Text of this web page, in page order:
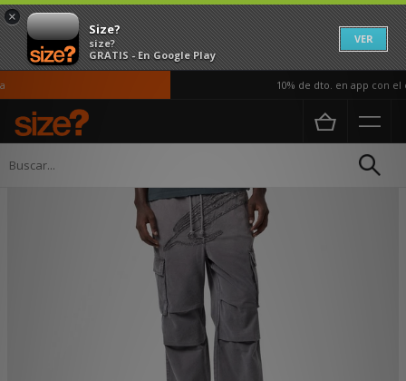
×
Size?
size?
GRATIS - En Google Play
VER
10% de dto. en app con el
Página principal